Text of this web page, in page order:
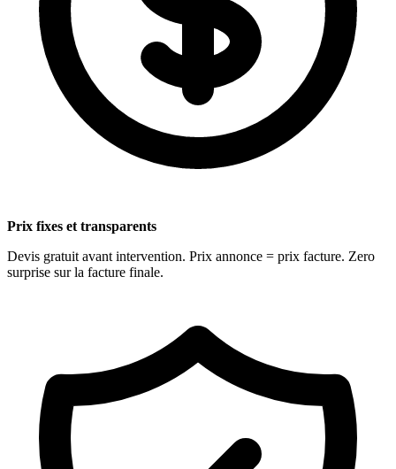
Prix fixes et transparents
Devis gratuit avant intervention. Prix annonce = prix facture. Zero
surprise sur la facture finale.